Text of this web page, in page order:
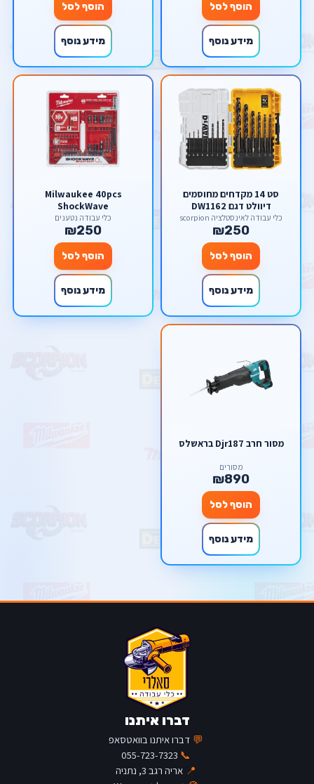
הוסף לסל
מידע נוסף
הוסף לסל
מידע נוסף
סט 14 מקדחים מחוסמים
דיוולט דגם DW1162
כלי עבודה לאינסטלציה scorpion
₪250
הוסף לסל
מידע נוסף
Milwaukee 40pcs
ShockWave
כלי עבודה נטענים
₪250
הוסף לסל
מידע נוסף
מסור חרב Djr187 בראשלס
מסורים
₪890
הוסף לסל
מידע נוסף
דברו איתנו
💬 דברו איתנו בוואטסאפ
📞
055-723-7323
📍 אריה רגב 3, נתניה